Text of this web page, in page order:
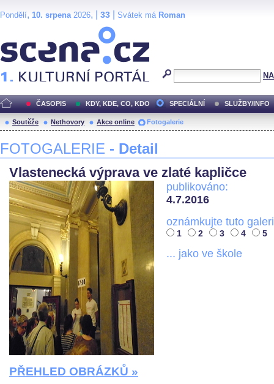
Pondělí, 10. srpena2026, | 33 Svátek má Roman
ČASOPIS KDY, KDE, CO, KDO SPECIÁLNÍ SLUŽBY/INFO
Soutěže Nethovory Akce online Fotogalerie
FOTOGALERIE - Detail
Vlastenecká výprava ve zlaté kapličce
publikováno:
4.7.2016
oznámkujte tuto
1 2 3 4 5
... jako ve škole
PŘEHLED OBRÁZKŮ »